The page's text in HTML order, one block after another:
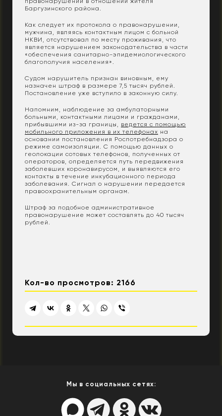
Баргузинского района.
Как следует их протокола о правонарушении,
мужчина, являясь контактным лицом с больной
НКВИ, отсутствовал по месту проживания, что
является нарушением законодательства в части
«обеспечения санитарно-эпидемиологического
благополучия населения».
Судом нарушитель признан виновным, ему
назначен штраф в размере 7,5 тысяч рублей.
Постановление уже вступило в законную силу.
Напомним, наблюдение за амбулаторными
больными, контактными лицами и гражданами,
прибывшими из-за границы, ведется с помощью
мобильного приложения в их телефонах на
основании постановления Роспотребнадзора о
режиме самоизоляции. С помощью данных о
геолокации сотовых телефонов, полученных от
операторов, определяется путь передвижения
заболевших коронавирусом, и выявляются его
контакты в течение инкубационного периода
заболевания. Сигнал о нарушении передается
правоохранительным органам.
Штраф за подобное административное
правонарушение может составлять до 40 тысяч
рублей.
Кол-во просмотров: 2166
Мы в социальных сетях: